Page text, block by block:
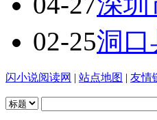
02-25洞
闪小说阅读网 | 站点地图 | 友情